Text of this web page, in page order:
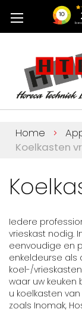
naar
Home
Koelkasten
Iedere
vrieskast nodig.
eenvoudige en
enkeldeurse als
koel-/
waar uw
u koelkasten
zoals Inomak,